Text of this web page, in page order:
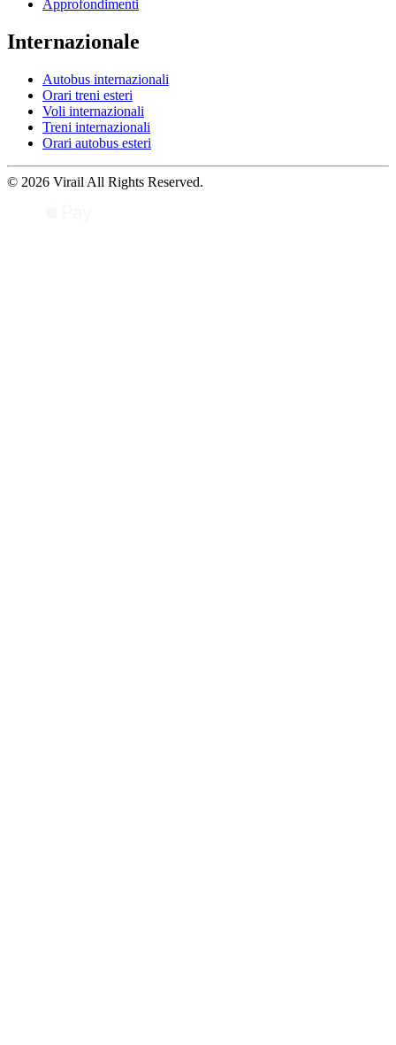
Approfondimenti
Internazionale
Autobus internazionali
Orari treni esteri
Voli internazionali
Treni internazionali
Orari autobus esteri
© 2026 Virail All Rights Reserved.